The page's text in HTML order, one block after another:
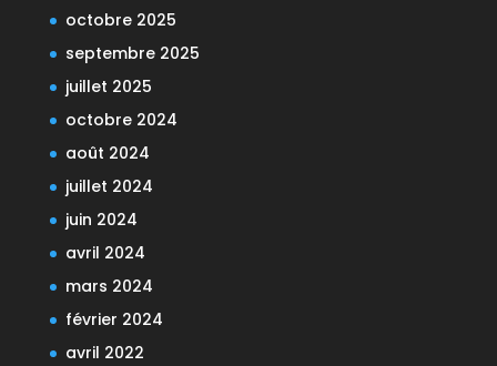
octobre 2025
septembre 2025
juillet 2025
octobre 2024
août 2024
juillet 2024
juin 2024
avril 2024
mars 2024
février 2024
avril 2022